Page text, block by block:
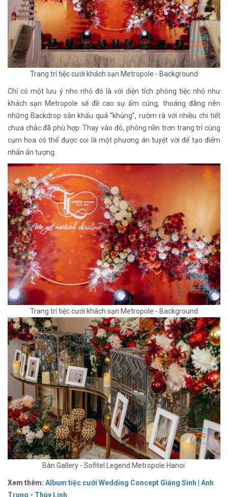
Trang trí tiệc cưới khách sạn Metropole - Background
Chỉ có một lưu ý nho nhỏ đó là với diện tích phòng tiệc nhỏ như
khách sạn Metropole sẽ đề cao sự ấm cúng, thoáng đãng nên
những Backdrop sân khấu quá “khủng”, rườm rà với nhiều chi tiết
chưa chắc đã phù hợp. Thay vào đó, phông nền trơn trang trí cùng
cụm hoa có thể được coi là một phương án tuyệt vời để tạo điểm
nhấn ấn tượng.
Trang trí tiệc cưới khách sạn Metropole - Background
Bàn Gallery - Sofitel Legend Metropole Hanoi
Xem thêm: Album tiệc cưới Wedding Concept Giáng Sinh | Anh
Trung - Thùy Linh